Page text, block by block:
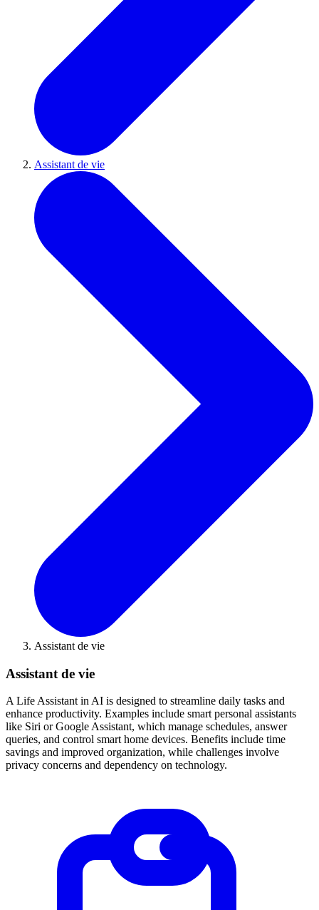
Assistant de vie
Assistant de vie
Assistant de vie
A Life Assistant in AI is designed to streamline daily tasks and
enhance productivity. Examples include smart personal assistants
like Siri or Google Assistant, which manage schedules, answer
queries, and control smart home devices. Benefits include time
savings and improved organization, while challenges involve
privacy concerns and dependency on technology.